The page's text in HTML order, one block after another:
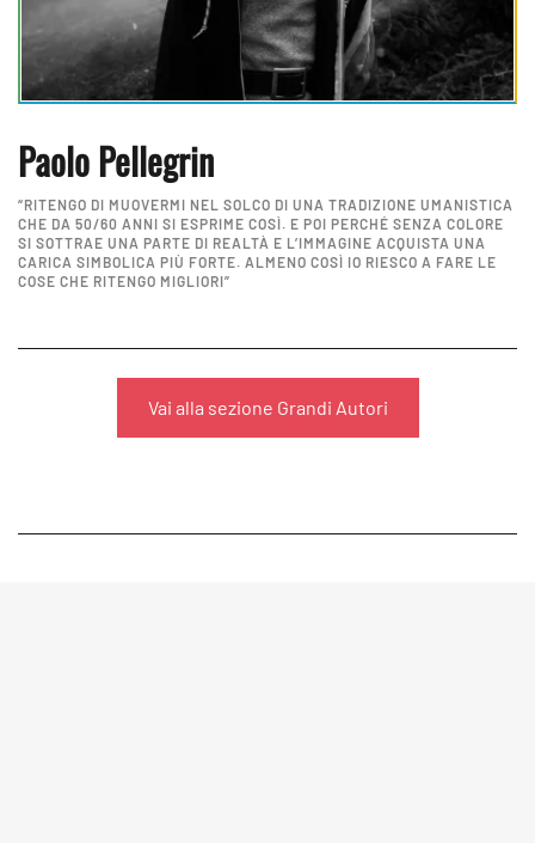
Paolo Pellegrin
“RITENGO DI MUOVERMI NEL SOLCO DI UNA TRADIZIONE UMANISTICA
CHE DA 50/60 ANNI SI ESPRIME COSÌ. E POI PERCHÉ SENZA COLORE
SI SOTTRAE UNA PARTE DI REALTÀ E L’IMMAGINE ACQUISTA UNA
CARICA SIMBOLICA PIÙ FORTE. ALMENO COSÌ IO RIESCO A FARE LE
COSE CHE RITENGO MIGLIORI”
Vai alla sezione Grandi Autori